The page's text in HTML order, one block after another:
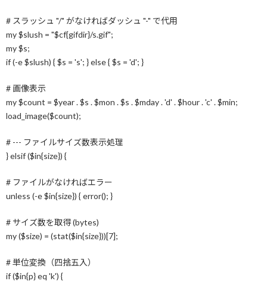
ン
ツ
へ
キ
ッ
プ
ビ
シ
ョ
に
移
動
ときメモGSシリーズ
その他の絵（工事中）
# スラッシュ "/" がなければダッシュ "-" で代用
my $slush = "$cf{gifdir}/s.gif";
my $s;
if (-e $slush) { $s = 's'; } else { $s = 'd'; }
# 画像表示
my $count = $year . $s . $mon . $s . $mday . 'd' . $hour . 'c' . $min;
load_image($count);
# --- ファイルサイズ数表示処理
} elsif ($in{size}) {
# ファイルがなければエラー
unless (-e $in{size}) { error(); }
# サイズ数を取得 (bytes)
my ($size) = (stat($in{size}))[7];
# 単位変換（四捨五入）
if ($in{p} eq 'k') {